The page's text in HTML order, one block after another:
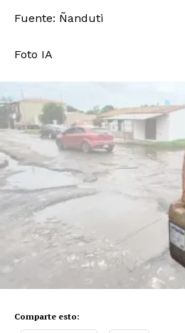
Fuente: Ñanduti
Foto IA
Comparte esto: